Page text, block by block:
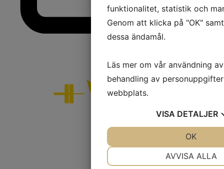
funktionalitet, statistik och
Genom att klicka på "OK"
dessa ändamål.
Läs mer om vår användning
behandling av
webbplats.
VISA DETALJER
AVVISA ALLA
OK